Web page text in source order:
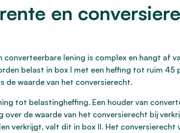
en
lening is complex en hangt af
belast in box I met een heffing tot ruim 45
de waarde van het conversierecht.
tot belastingheffing. Een houder van
de waarde van het conversierecht bij
verkrijgt, valt dit in box II. Het conversierecht